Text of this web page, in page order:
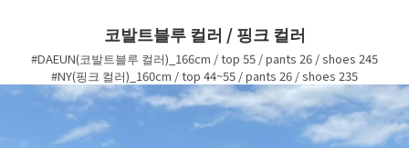
코발트블루 컬러 / 핑크 컬러
#DAEUN(코발트블루 컬러)_166cm / top 55 / pants 26 / shoes 245
#NY(핑크 컬러)_160cm / top 44~55 / pants 26 / shoes 235